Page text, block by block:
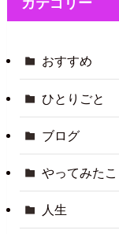
カテゴリー
おすすめ
ひとりごと
ブログ
やってみたこ
人生